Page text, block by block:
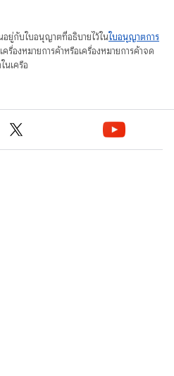
อยู่กับใบอนุญาตที่อธิบายไว้ในใบอนุญาตการ
รื่องหมายการค้าหรือเครื่องหมายการค้าจด
นเครือ